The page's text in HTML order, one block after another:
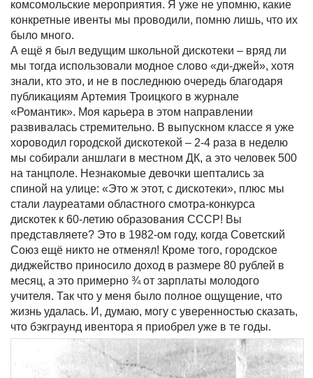
комсомольские мероприятия. Я уже не упомню, какие
конкретные ивенты мы проводили, помню лишь, что их
было много.
А ещё я был ведущим школьной дискотеки – вряд ли
мы тогда использовали модное слово «ди-джей», хотя
знали, кто это, и не в последнюю очередь благодаря
публикациям Артемия Троицкого в журнале
«Романтик». Моя карьера в этом направлении
развивалась стремительно. В выпускном классе я уже
хороводил городской дискотекой – 2-4 раза в неделю
мы собирали аншлаги в местном ДК, а это человек 500
на танцполе. Незнакомые девочки шептались за
спиной на улице: «Это ж этот, с дискотеки», плюс мы
стали лауреатами областного смотра-конкурса
дискотек к 60-летию образования СССР! Вы
представляете? Это в 1982-ом году, когда Советский
Союз ещё никто не отменял! Кроме того, городское
диджейство приносило доход в размере 80 рублей в
месяц, а это примерно ¾ от зарплаты молодого
учителя. Так что у меня было полное ощущение, что
жизнь удалась. И, думаю, могу с уверенностью сказать,
что бэкграунд ивентора я приобрел уже в те годы.